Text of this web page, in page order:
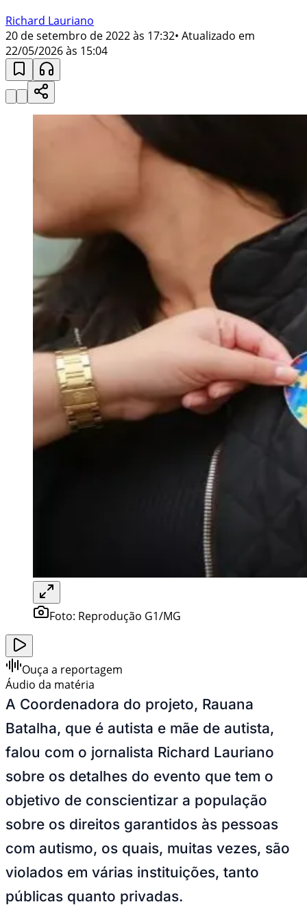
Richard Lauriano
20 de setembro de 2022 às 17:32• Atualizado em
22/05/2026 às 15:04
Foto: Reprodução G1/MG
Ouça a reportagem
Áudio da matéria
A Coordenadora do projeto, Rauana
Batalha, que é autista e mãe de autista,
falou com o jornalista Richard Lauriano
sobre os detalhes do evento que tem o
objetivo de conscientizar a população
sobre os direitos garantidos às pessoas
com autismo, os quais, muitas vezes, são
violados em várias instituições, tanto
públicas quanto privadas.